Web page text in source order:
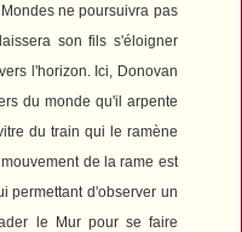
ne poursuivra pas
son fils s'éloigner
l'horizon. Ici, Donovan
du monde qu'il arpente
du train qui le ramène
de la rame est
permettant d'observer un
le Mur pour se faire